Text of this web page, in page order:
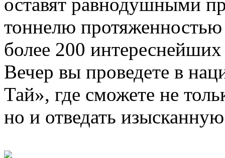
тоннелю
более 200
Вечер вы проведете в
Тай», где сможете не
но и отведать